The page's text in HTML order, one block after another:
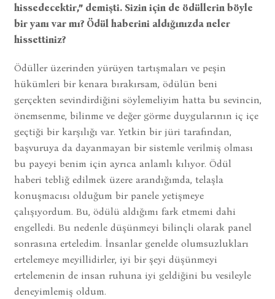
hissedecektir,” demişti. Sizin için de ödüllerin böyle
bir yanı var mı? Ödül haberini aldığınızda neler
hissettiniz?
Ödüller üzerinden yürüyen tartışmaları ve peşin
hükümleri bir kenara bırakırsam, ödülün beni
gerçekten sevindirdiğini söylemeliyim hatta bu sevincin,
önemsenme, bilinme ve değer görme duygularının iç içe
geçtiği bir karşılığı var. Yetkin bir jüri tarafından,
başvuruya da dayanmayan bir sistemle verilmiş olması
bu payeyi benim için ayrıca anlamlı kılıyor. Ödül
haberi tebliğ edilmek üzere arandığımda, telaşla
konuşmacısı olduğum bir panele yetişmeye
çalışıyordum. Bu, ödülü aldığımı fark etmemi dahi
engelledi. Bu nedenle düşünmeyi bilinçli olarak panel
sonrasına erteledim. İnsanlar genelde olumsuzlukları
ertelemeye meyillidirler, iyi bir şeyi düşünmeyi
ertelemenin de insan ruhuna iyi geldiğini bu vesileyle
deneyimlemiş oldum.